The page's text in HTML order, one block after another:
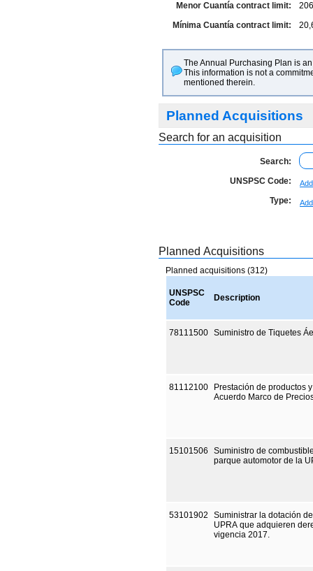
Menor Cuantía contract limit:
Mínima Cuantía contract limit:
The Annual Purchasing Plan is
This information is not a
mentioned therein.
Planned Acquisitions
Search for an acquisition
Search:
UNSPSC Code:
Type: Add
Planned Acquisitions
Planned acquisitions (312)
UNSPSC
Code
Description
78111500 Suministro de Tiquetes
81112100
Prestación de productos
Acuerdo Marco de
15101506
Suministro de
parque automotor de la
53101902
Suministrar la dotación
UPRA que adquieren
vigencia 2017.